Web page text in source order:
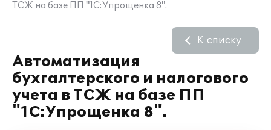
ТСЖ на базе ПП "1С:Упрощенка 8".
Автоматизация
бухгалтерского и налогового
учета в ТСЖ на базе ПП
"1С:Упрощенка 8".
К списку